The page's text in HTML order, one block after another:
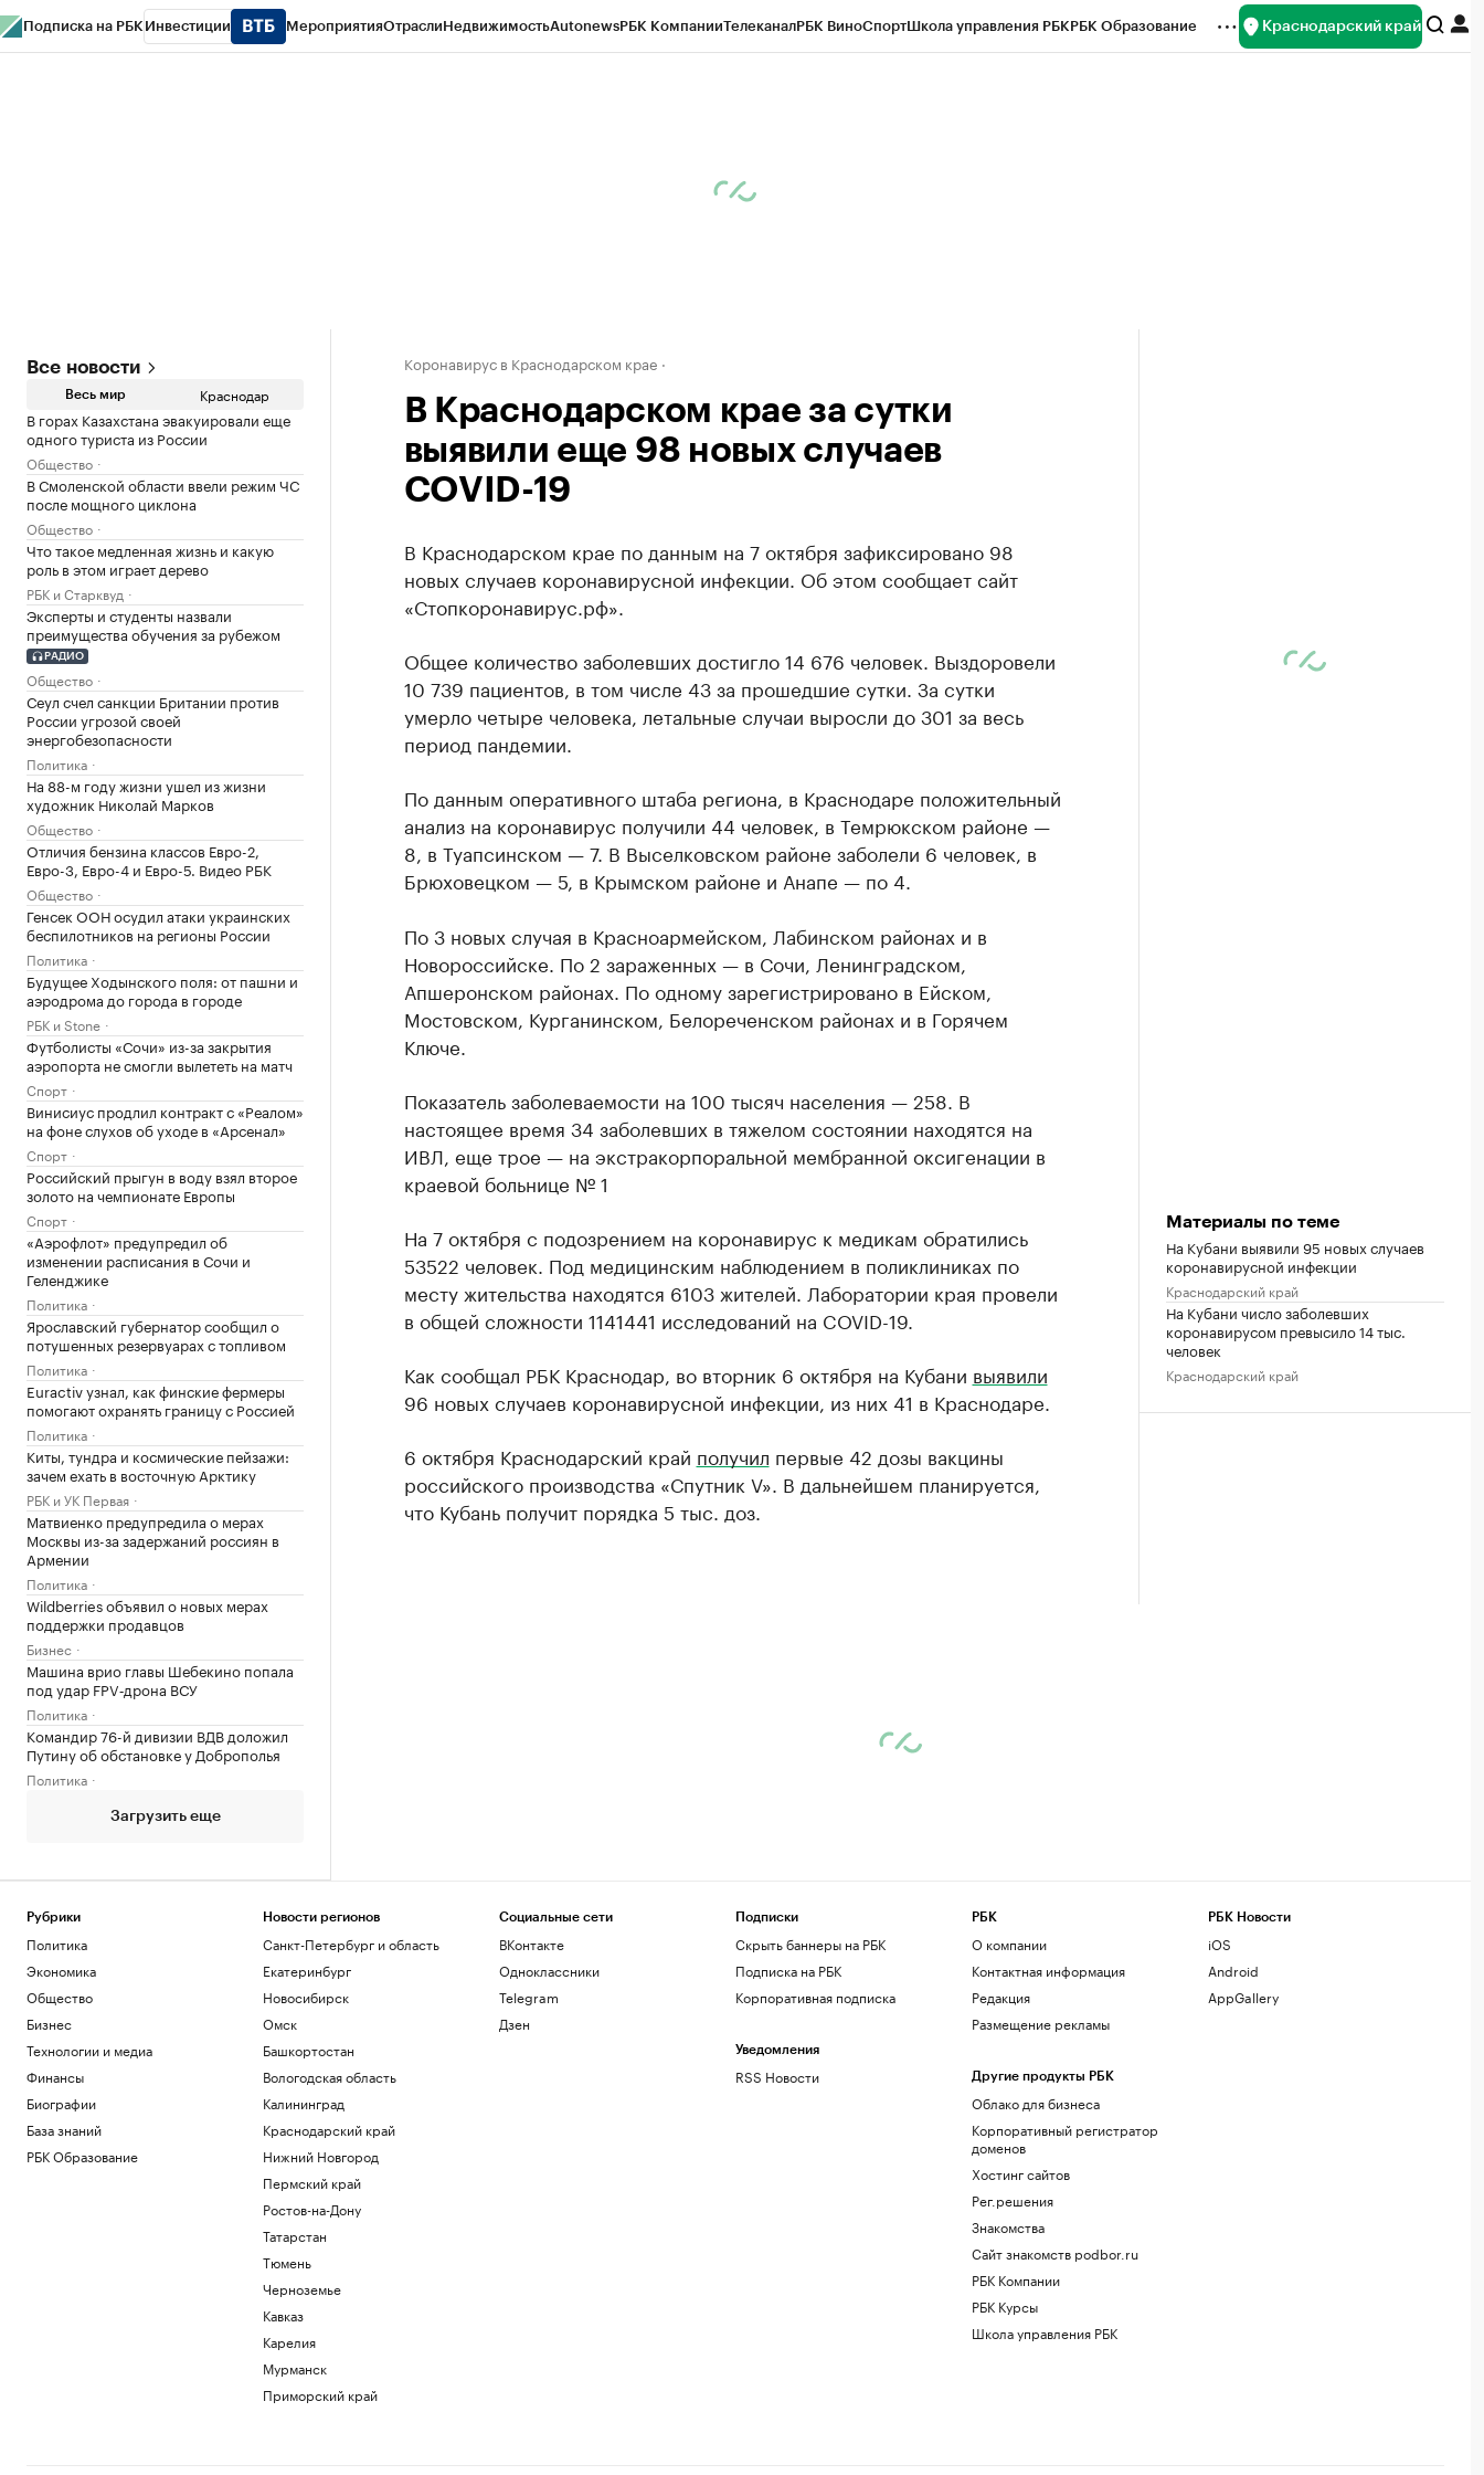
Подписка на РБК Инвестиции МероприятияОтраслиНедвижимостьAutonewsРБК КомпанииТелеканалРБК ВиноСпортШкола управления РБКРБК Образование Краснодарский край
Все новости
Весь мир Краснодар
В горах Казахстана эвакуировали еще
одного туриста из России
Общество
В Смоленской области ввели режим ЧС
после мощного циклона
Общество
Что такое медленная жизнь и какую
роль в этом играет дерево
РБК и Старквуд
Эксперты и студенты назвали
преимущества обучения за рубежом
РАДИО
Общество
Сеул счел санкции Британии против
России угрозой своей
энергобезопасности
Политика
На 88-м году жизни ушел из жизни
художник Николай Марков
Общество
Отличия бензина классов Евро-2,
Евро-3, Евро-4 и Евро-5. Видео РБК
Общество
Генсек ООН осудил атаки украинских
беспилотников на регионы России
Политика
Будущее Ходынского поля: от пашни и
аэродрома до города в городе
РБК и Stone
Футболисты «Сочи» из-за закрытия
аэропорта не смогли вылететь на матч
Спорт
Винисиус продлил контракт с «Реалом»
на фоне слухов об уходе в «Арсенал»
Спорт
Российский прыгун в воду взял второе
золото на чемпионате Европы
Спорт
«Аэрофлот» предупредил об
изменении расписания в Сочи и
Геленджике
Политика
Ярославский губернатор сообщил о
потушенных резервуарах с топливом
Политика
Euractiv узнал, как финские фермеры
помогают охранять границу с Россией
Политика
Киты, тундра и космические пейзажи:
зачем ехать в восточную Арктику
РБК и УК Первая
Матвиенко предупредила о мерах
Москвы из-за задержаний россиян в
Армении
Политика
Wildberries объявил о новых мерах
поддержки продавцов
Бизнес
Машина врио главы Шебекино попала
под удар FPV‑дрона ВСУ
Политика
Командир 76-й дивизии ВДВ доложил
Путину об обстановке у Доброполья
Политика
Загрузить еще
Коронавирус в Краснодарском крае
В Краснодарском крае за сутки
выявили еще 98 новых случаев
COVID-19
В Краснодарском крае по данным на 7 октября зафиксировано 98
новых случаев коронавирусной инфекции. Об этом сообщает сайт
«Стопкоронавирус.рф».
Общее количество заболевших достигло 14 676 человек. Выздоровели
10 739 пациентов, в том числе 43 за прошедшие сутки. За сутки
умерло четыре человека, летальные случаи выросли до 301 за весь
период пандемии.
По данным оперативного штаба региона, в Краснодаре положительный
анализ на коронавирус получили 44 человек, в Темрюкском районе —
8, в Туапсинском — 7. В Выселковском районе заболели 6 человек, в
Брюховецком — 5, в Крымском районе и Анапе — по 4.
По 3 новых случая в Красноармейском, Лабинском районах и в
Новороссийске. По 2 зараженных — в Сочи, Ленинградском,
Апшеронском районах. По одному зарегистрировано в Ейском,
Мостовском, Курганинском, Белореченском районах и в Горячем
Ключе.
Показатель заболеваемости на 100 тысяч населения — 258. В
настоящее время 34 заболевших в тяжелом состоянии находятся на
ИВЛ, еще трое — на экстракорпоральной мембранной оксигенации в
краевой больнице № 1
На 7 октября с подозрением на коронавирус к медикам обратились
53522 человек. Под медицинским наблюдением в поликлиниках по
месту жительства находятся 6103 жителей. Лаборатории края провели
в общей сложности 1141441 исследований на COVID-19.
Как сообщал РБК Краснодар, во вторник 6 октября на Кубани выявили
96 новых случаев коронавирусной инфекции, из них 41 в Краснодаре.
6 октября Краснодарский край получил первые 42 дозы вакцины
российского производства «Спутник V». В дальнейшем планируется,
что Кубань получит порядка 5 тыс. доз.
Материалы по теме
На Кубани выявили 95 новых случаев
коронавирусной инфекции
Краснодарский край
На Кубани число заболевших
коронавирусом превысило 14 тыс.
человек
Краснодарский край
Рубрики
Политика
Экономика
Общество
Бизнес
Технологии и медиа
Финансы
Биографии
База знаний
РБК Образование
Новости регионов
Санкт-Петербург и область
Екатеринбург
Новосибирск
Омск
Башкортостан
Вологодская область
Калининград
Краснодарский край
Нижний Новгород
Пермский край
Ростов-на-Дону
Татарстан
Тюмень
Черноземье
Кавказ
Карелия
Мурманск
Приморский край
Социальные сети
ВКонтакте
Одноклассники
Telegram
Дзен
Подписки
Скрыть баннеры на РБК
Подписка на РБК
Корпоративная подписка
Уведомления
RSS Новости
РБК
О компании
Контактная информация
Редакция
Размещение рекламы
Другие продукты РБК
Облако для бизнеса
Корпоративный регистратор
доменов
Хостинг сайтов
Рег.решения
Знакомства
Сайт знакомств podbor.ru
РБК Компании
РБК Курсы
Школа управления РБК
РБК Новости
iOS
Android
AppGallery